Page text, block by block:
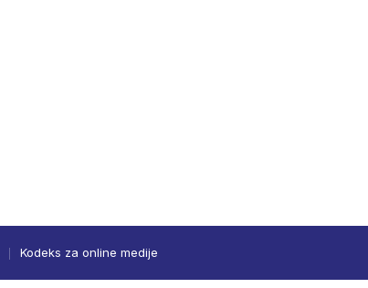
Kodeks za online medije